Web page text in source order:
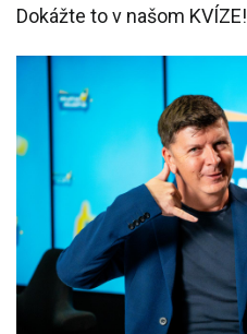
Dokážte to v našom KVÍZE!